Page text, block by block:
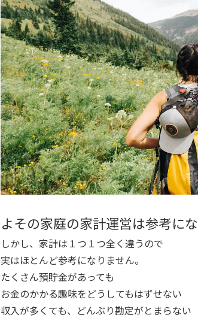
よその家庭の家計運営は参考に
しかし、家計は１つ１つ全く違うので
実はほとんど参考になりません。
たくさん預貯金があっても
お金のかかる趣味をどうしてもはずせない
収入が多くても、どんぶり勘定がとまらない